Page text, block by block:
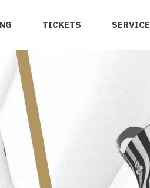
TICKETS SERVICE